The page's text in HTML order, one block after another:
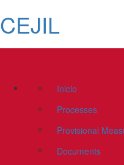
CEJIL
Inicio
Processes
Provisional
Documents